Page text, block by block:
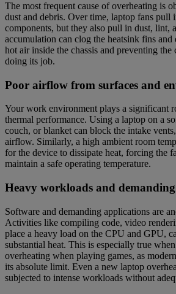
The most frequent cause of overheating is
dust and debris. Over time, laptop fans pull
components, but they also pull in dust, lint,
accumulation can clog the heatsink fins and
hot air inside the chassis and preventing
doing its job.
Poor airflow from surfaces and
Your work environment plays a significant
thermal performance. Using a laptop on a
couch, or blanket can block the intake
airflow. Similarly, a high ambient room
for the device to dissipate heat, forcing the
maintain a safe operating temperature.
Heavy workloads and
Software and demanding applications are
Activities like compiling code, video
place a heavy load on the CPU and GPU,
substantial heat. This is especially true
overheating when playing games, as
its absolute limit. Even a new laptop
subjected to intense workloads without